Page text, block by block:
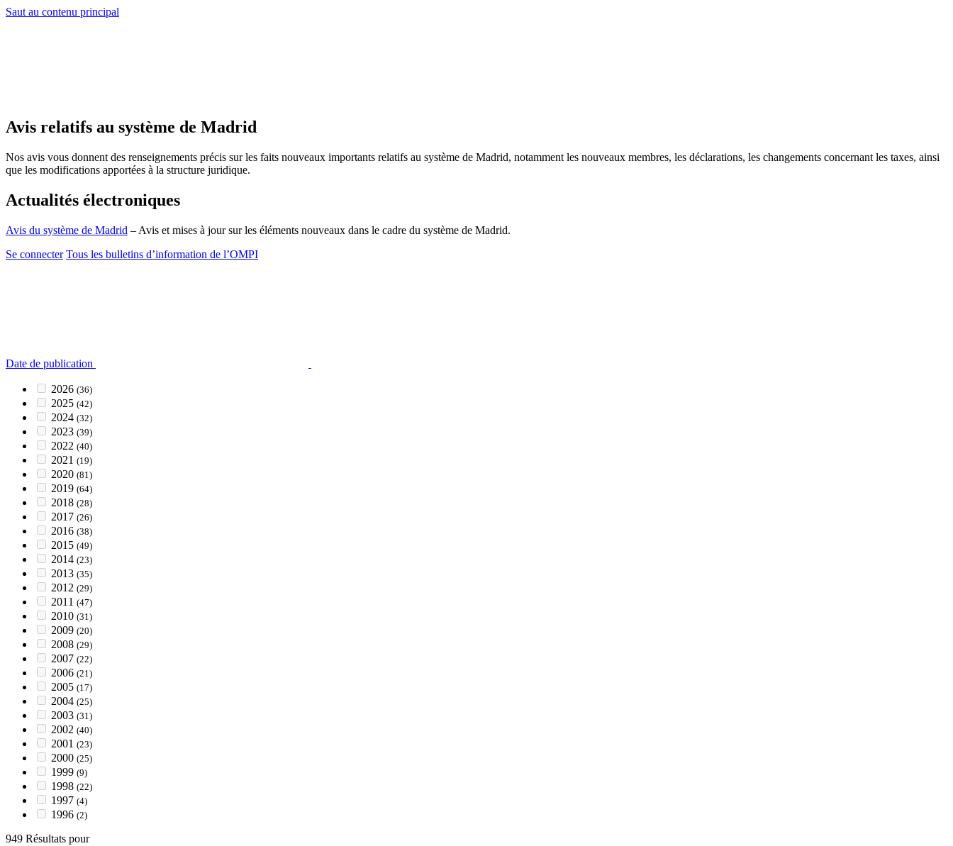
Saut au contenu principal
Avis relatifs au système de Madrid
Nos avis vous donnent des renseignements précis sur les faits nouveaux importants relatifs au système de Madrid, notamment les nouveaux membres, les déclarations, les changements concernant les taxes, ainsi
que les modifications apportées à la structure juridique.
Actualités électroniques
Avis du système de Madrid – Avis et mises à jour sur les éléments nouveaux dans le cadre du système de Madrid.
Se connecter Tous les bulletins d’information de l’OMPI
Date de publication
2026 (36)
2025 (42)
2024 (32)
2023 (39)
2022 (40)
2021 (19)
2020 (81)
2019 (64)
2018 (28)
2017 (26)
2016 (38)
2015 (49)
2014 (23)
2013 (35)
2012 (29)
2011 (47)
2010 (31)
2009 (20)
2008 (29)
2007 (22)
2006 (21)
2005 (17)
2004 (25)
2003 (31)
2002 (40)
2001 (23)
2000 (25)
1999 (9)
1998 (22)
1997 (4)
1996 (2)
949 Résultats pour